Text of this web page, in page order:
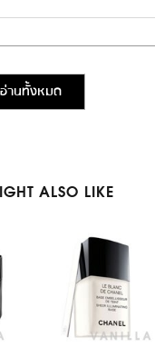
อ่านทั้งหมด
ALSO LIKE